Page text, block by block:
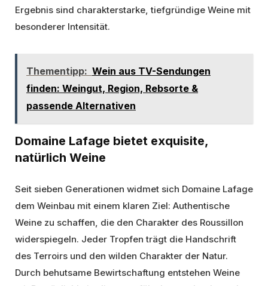
Ergebnis sind charakterstarke, tiefgründige Weine mit
besonderer Intensität.
Thementipp: Wein aus TV-Sendungen
finden: Weingut, Region, Rebsorte &
passende Alternativen
Domaine Lafage bietet exquisite,
natürlich Weine
Seit sieben Generationen widmet sich Domaine Lafage
dem Weinbau mit einem klaren Ziel: Authentische
Weine zu schaffen, die den Charakter des Roussillon
widerspiegeln. Jeder Tropfen trägt die Handschrift
des Terroirs und den wilden Charakter der Natur.
Durch behutsame Bewirtschaftung entstehen Weine